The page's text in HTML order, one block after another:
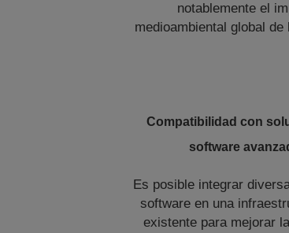
notablemente el
medioambiental global de
Compatibilidad con
software
Es posible integrar
software en una
existente para mejorar